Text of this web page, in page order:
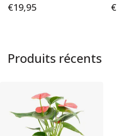
€19,95 €
Produits récents